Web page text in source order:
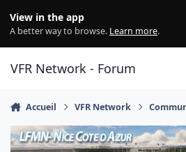
View in the app
A better way to browse. Learn more.
VFR Network - Forum
Accueil VFR Network